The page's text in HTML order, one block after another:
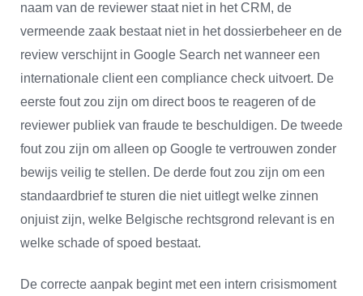
naam van de reviewer staat niet in het CRM, de
vermeende zaak bestaat niet in het dossierbeheer en de
review verschijnt in Google Search net wanneer een
internationale client een compliance check uitvoert. De
eerste fout zou zijn om direct boos te reageren of de
reviewer publiek van fraude te beschuldigen. De tweede
fout zou zijn om alleen op Google te vertrouwen zonder
bewijs veilig te stellen. De derde fout zou zijn om een
standaardbrief te sturen die niet uitlegt welke zinnen
onjuist zijn, welke Belgische rechtsgrond relevant is en
welke schade of spoed bestaat.
De correcte aanpak begint met een intern crisismoment